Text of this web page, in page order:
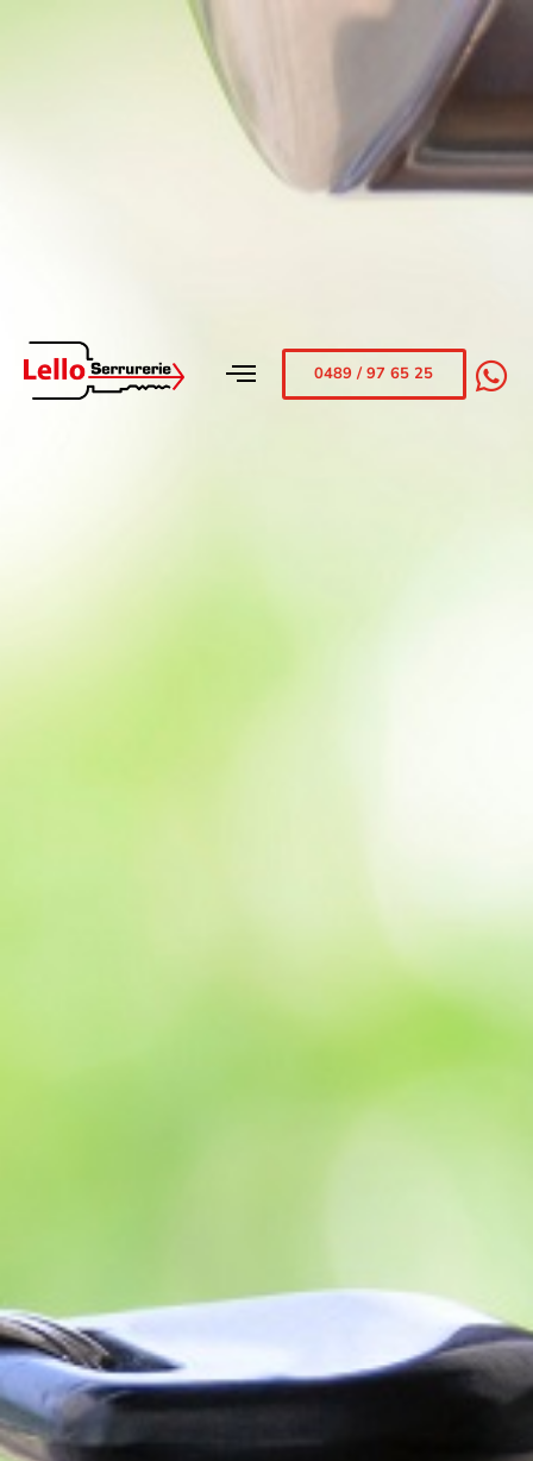
0489 / 97 65 25